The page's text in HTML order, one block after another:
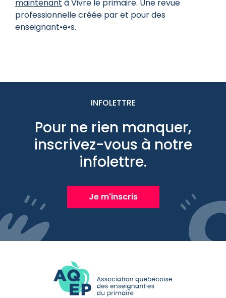
maintenant à Vivre le primaire. Une revue
professionnelle créée par et pour des
enseignant•e•s.
INFOLETTRE
Pour ne rien manquer,
inscrivez-vous à notre
infolettre.
Je m'inscris